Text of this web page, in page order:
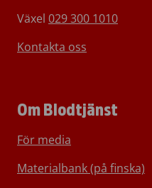
Växel 029 300 1010
Kontakta oss
Om Blodtjänst
För media
Materialbank (på finska)